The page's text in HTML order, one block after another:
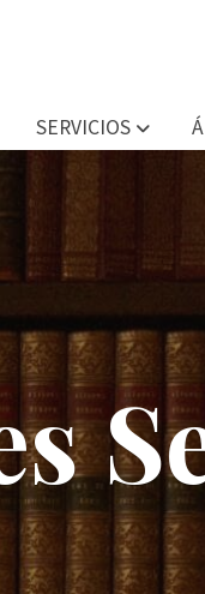
SERVICIOS